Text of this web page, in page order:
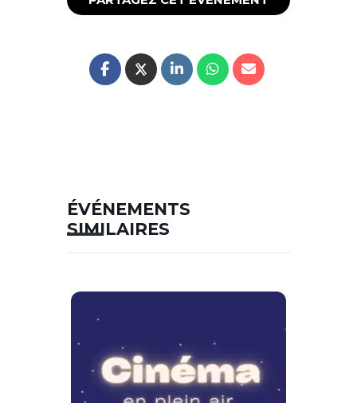
ÉVÉNEMENTS
SIMILAIRES